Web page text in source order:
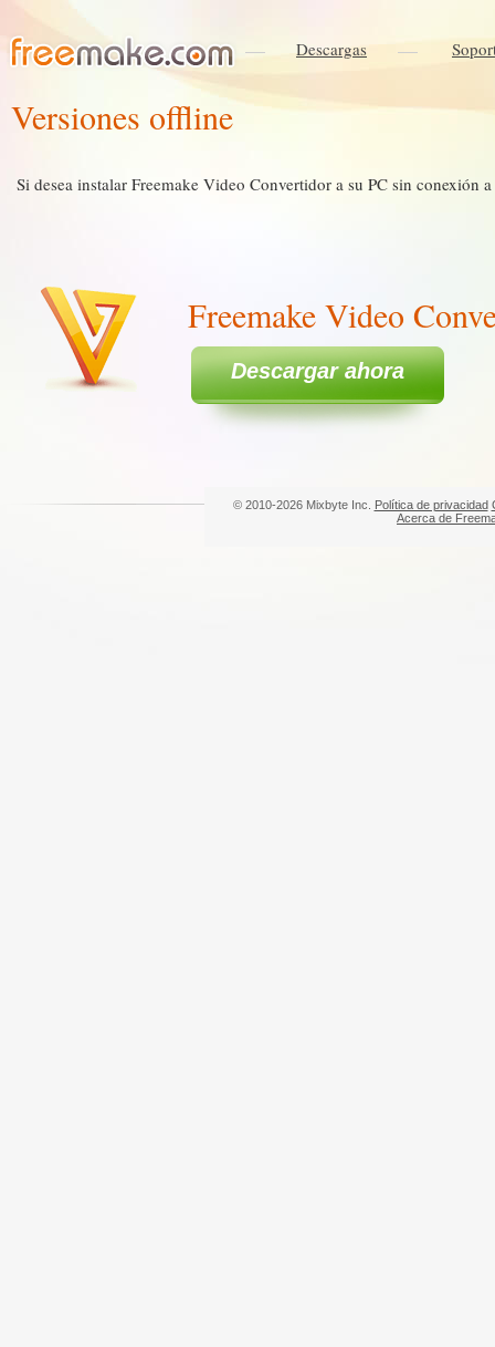
Descargas
Versiones offline
Si desea instalar Freemake Video Convertidor a su PC sin conexión
Freemake Video
Descargar ahora
© 2010-2026 Mixbyte Inc. Política de privacidad
Acerca de